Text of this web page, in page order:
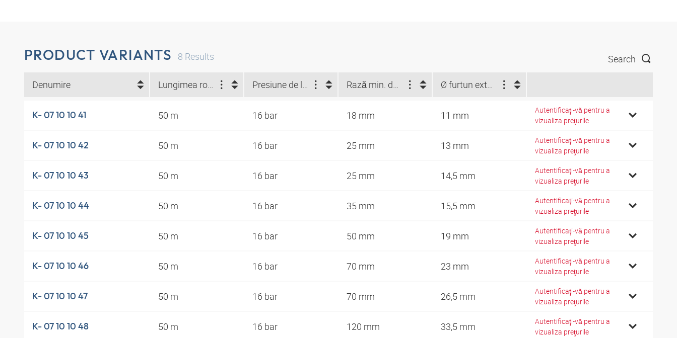
PRODUCT VARIANTS 8 Results Search
Denumire Lungimea rolelor (m) Presiune de lucru max. la 23 °C (bar) Rază min. de îndoire (mm) Ø furtun exterior (mm)
K- 07 10 10 41 50 m 16 bar 18 mm 11 mm
Autentificaţi-vă pentru a
vizualiza preţurile
K- 07 10 10 42 50 m 16 bar 25 mm 13 mm
Autentificaţi-vă pentru a
vizualiza preţurile
K- 07 10 10 43 50 m 16 bar 25 mm 14,5 mm
Autentificaţi-vă pentru a
vizualiza preţurile
K- 07 10 10 44 50 m 16 bar 35 mm 15,5 mm
Autentificaţi-vă pentru a
vizualiza preţurile
K- 07 10 10 45 50 m 16 bar 50 mm 19 mm
Autentificaţi-vă pentru a
vizualiza preţurile
K- 07 10 10 46 50 m 16 bar 70 mm 23 mm
Autentificaţi-vă pentru a
vizualiza preţurile
K- 07 10 10 47 50 m 16 bar 70 mm 26,5 mm
Autentificaţi-vă pentru a
vizualiza preţurile
K- 07 10 10 48 50 m 16 bar 120 mm 33,5 mm
Autentificaţi-vă pentru a
vizualiza preţurile